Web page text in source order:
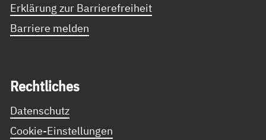
Erklärung zur Barrierefreiheit
Barriere melden
Recht­li­ches
Datenschutz
Cookie-Einstellungen